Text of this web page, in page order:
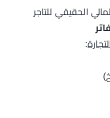
الحقيقي للتاجر
: